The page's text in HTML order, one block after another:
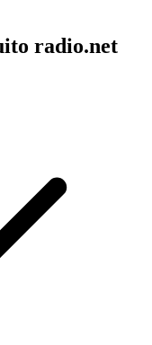
radio.net